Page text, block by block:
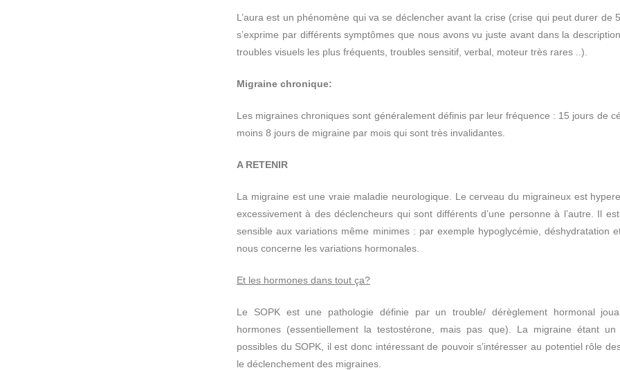
L’aura est un phénomène qui va se déclencher avant la crise (crise qui peut durer de
s’exprime par différents symptômes que nous avons vu juste avant dans la
troubles visuels les plus fréquents, troubles sensitif, verbal, moteur très rares ..).
Migraine chronique:
Les migraines chroniques sont généralement définis par leur fréquence : 15 jours de
moins 8 jours de migraine par mois qui sont très invalidantes.
A RETENIR
La migraine est une vraie maladie neurologique. Le cerveau du migraineux est
excessivement à des déclencheurs qui sont différents d’une personne à l’autre. Il
sensible aux variations même minimes : par exemple hypoglycémie, déshydratation
nous concerne les variations hormonales.
Et les hormones dans tout ça?
Le SOPK est une pathologie définie par un trouble/ dérèglement hormonal
hormones (essentiellement la testostérone, mais pas que). La migraine étant un
possibles du SOPK, il est donc intéressant de pouvoir s’intéresser au potentiel rôle
le déclenchement des migraines.